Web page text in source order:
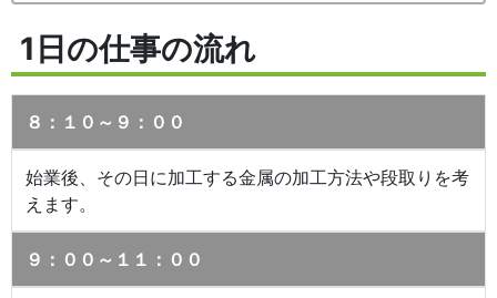
1日の仕事の流れ
８：１０～９：００
始業後、その日に加工する金属の加工方法や段取りを考
えます。
９：００～１１：００